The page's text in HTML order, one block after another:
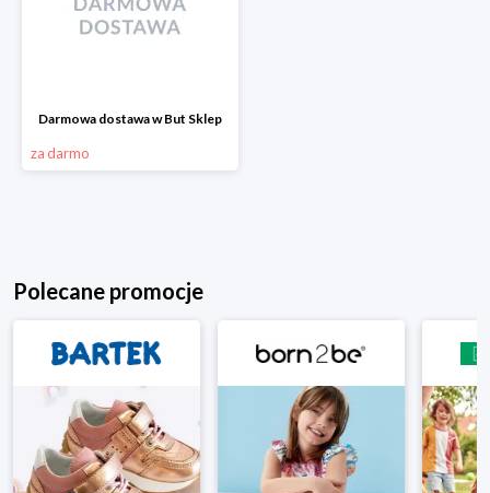
Darmowa dostawa w But Sklep
za darmo
Polecane promocje